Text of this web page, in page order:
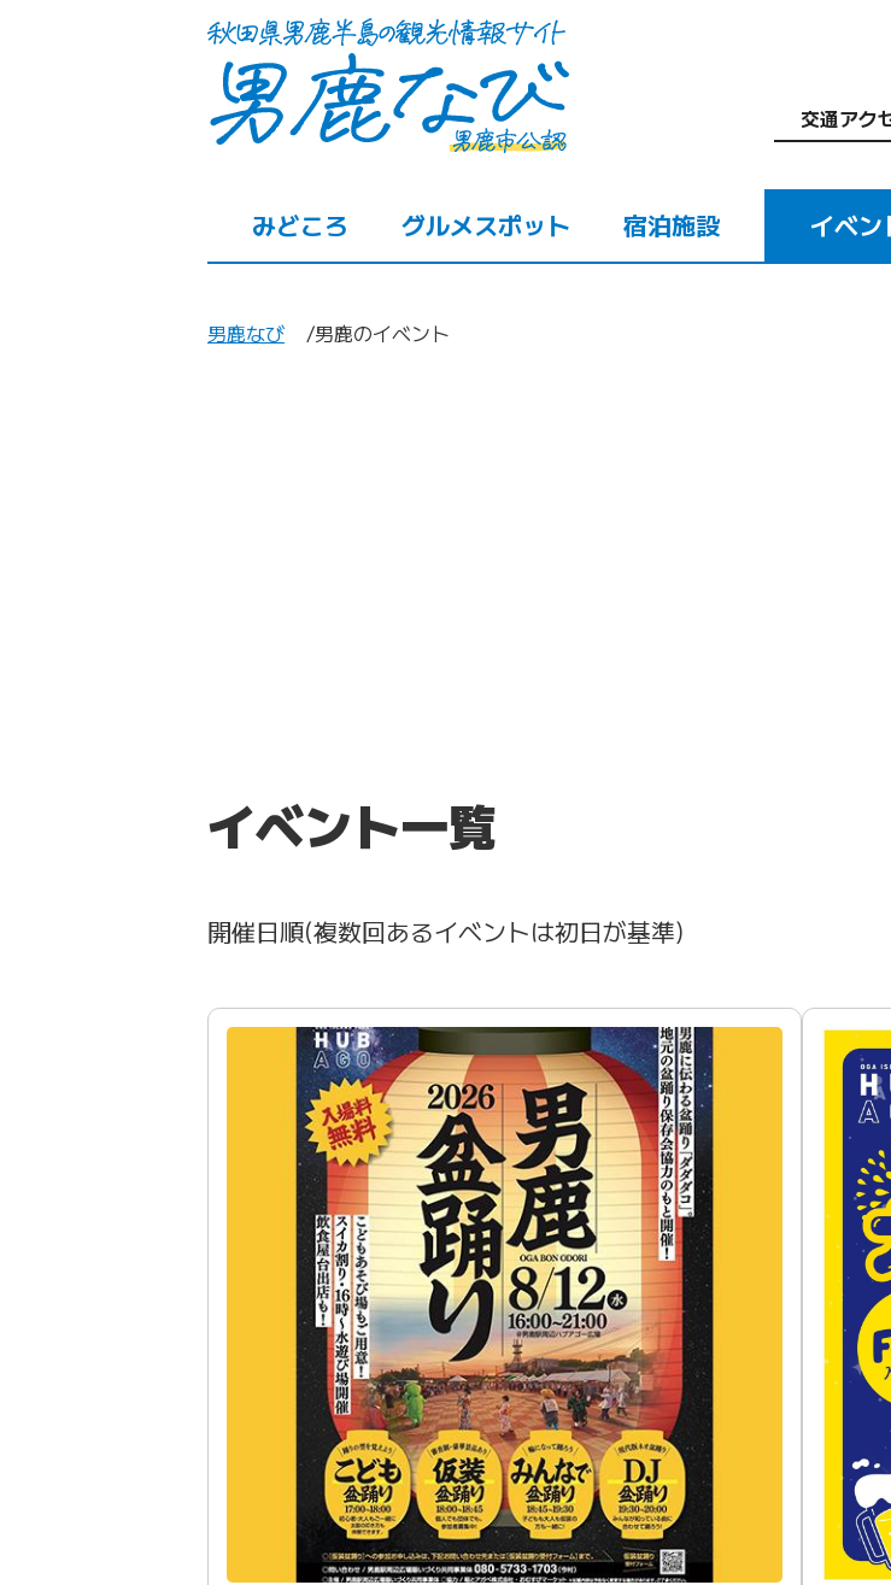
交通アク
みどころ グルメスポット 宿泊施設 イベン
男鹿なび 男鹿のイベント
イベント一覧
開催日順(複数回あるイベントは初日が基準)